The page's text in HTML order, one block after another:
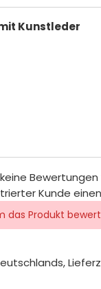
Kunstleder
Bewertungen
Kunde
das Produkt